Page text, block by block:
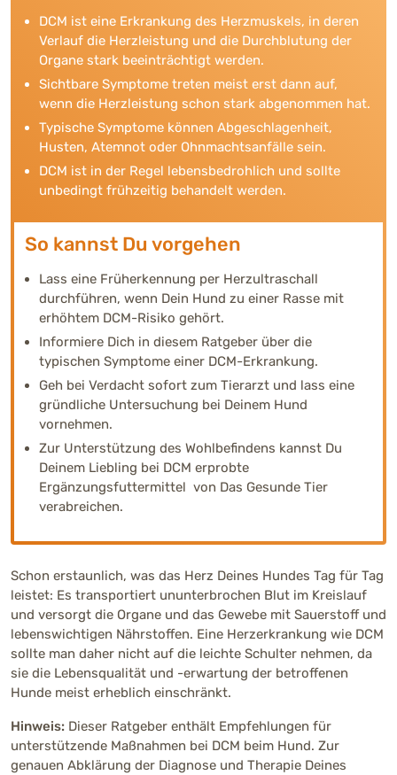
DCM ist eine Erkrankung des Herzmuskels, in deren
Verlauf die Herzleistung und die Durchblutung der
Organe stark beeinträchtigt werden.
Sichtbare Symptome treten meist erst dann auf,
wenn die Herzleistung schon stark abgenommen hat.
Typische Symptome können Abgeschlagenheit,
Husten, Atemnot oder Ohnmachtsanfälle sein.
DCM ist in der Regel lebensbedrohlich und sollte
unbedingt frühzeitig behandelt werden.
So kannst Du vorgehen
Lass eine Früherkennung per Herzultraschall
durchführen, wenn Dein Hund zu einer Rasse mit
erhöhtem DCM-Risiko gehört.
Informiere Dich in diesem Ratgeber über die
typischen Symptome einer DCM-Erkrankung.
Geh bei Verdacht sofort zum Tierarzt und lass eine
gründliche Untersuchung bei Deinem Hund
vornehmen.
Zur Unterstützung des Wohlbefindens kannst Du
Deinem Liebling bei DCM erprobte
Ergänzungsfuttermittel von Das Gesunde Tier
verabreichen.
Schon erstaunlich, was das Herz Deines Hundes Tag für Tag
leistet: Es transportiert ununterbrochen Blut im Kreislauf
und versorgt die Organe und das Gewebe mit Sauerstoff und
lebenswichtigen Nährstoffen. Eine Herzerkrankung wie DCM
sollte man daher nicht auf die leichte Schulter nehmen, da
sie die Lebensqualität und -erwartung der betroffenen
Hunde meist erheblich einschränkt.
Hinweis: Dieser Ratgeber enthält Empfehlungen für
unterstützende Maßnahmen bei DCM beim Hund. Zur
genauen Abklärung der Diagnose und Therapie Deines